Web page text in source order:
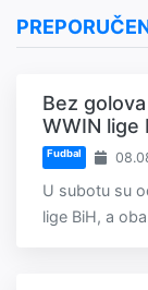
Bez
WWIN lige
Fudbal
U subotu su
lige BiH, a